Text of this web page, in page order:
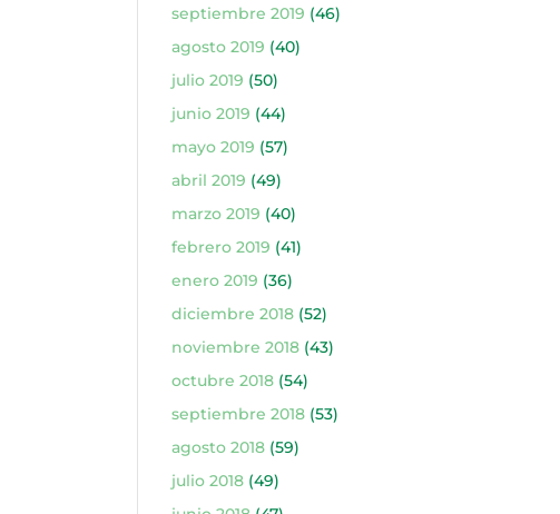
septiembre 2019 (46)
agosto 2019 (40)
julio 2019 (50)
junio 2019 (44)
mayo 2019 (57)
abril 2019 (49)
marzo 2019 (40)
febrero 2019 (41)
enero 2019 (36)
diciembre 2018(52)
noviembre 2018(43)
octubre 2018(54)
septiembre 2018(53)
agosto 2018(59)
julio 2018(49)